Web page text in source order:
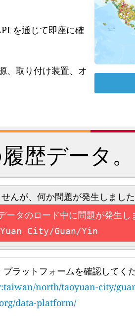
を通じて即座に確
、取り付け装置、オ
歴データ。
んが、何か問題が発生しました
ータのロード中に問題が発生し
City/Guan/Yin
ラットフォームを確認してく
north/taoyuan-city/
data-platform/